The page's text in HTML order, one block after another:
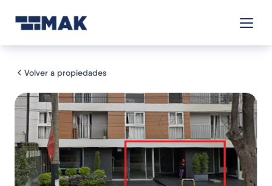
Volver a propiedades